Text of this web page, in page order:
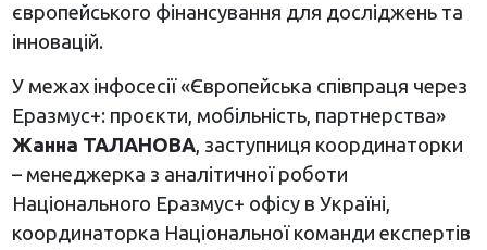
європейського фінансування для досліджень та
інновацій.
У межах інфосесії «Європейська співпраця через
Еразмус+: проєкти, мобільність, партнерства»
Жанна ТАЛАНОВА, заступниця координаторки
– менеджерка з аналітичної роботи
Національного Еразмус+ офісу в Україні,
координаторка Національної команди експертів